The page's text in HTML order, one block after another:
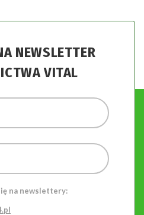
NEWSLETTER
VITAL
na newslettery: